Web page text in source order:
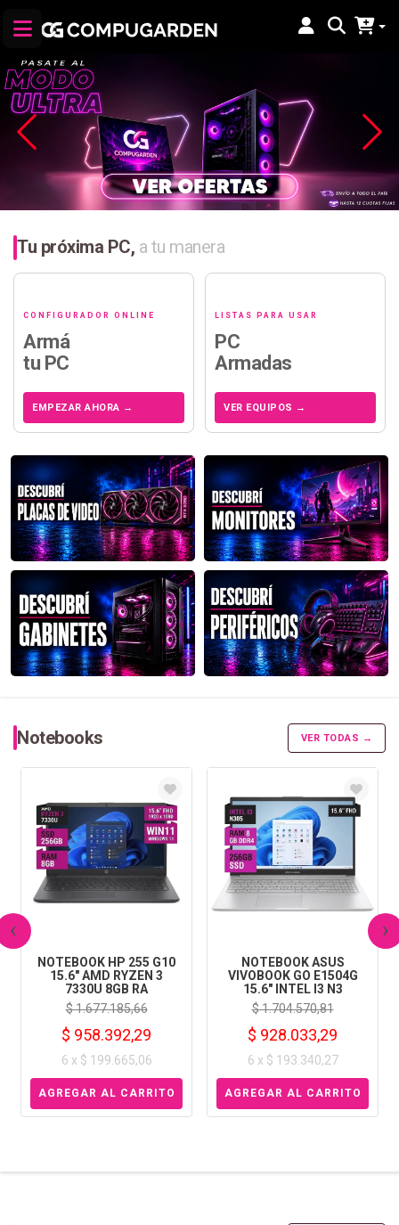
Tu próxima PC, a tu manera
CONFIGURADOR ONLINE
Armá
tu PC
EMPEZAR AHORA →
LISTAS PARA USAR
PC
Armadas
VER EQUIPOS →
Notebooks VER TODAS →
NOTEBOOK HP 255 G10
15.6" AMD RYZEN 3
7330U 8GB RA
$ 1.677.185,66
$ 958.392,29
6 x $ 199.665,06
NOTEBOOK ASUS
VIVOBOOK GO E1504G
15.6" INTEL I3 N3
$ 1.704.570,81
$ 928.033,29
6 x $ 193.340,27
‹ ›